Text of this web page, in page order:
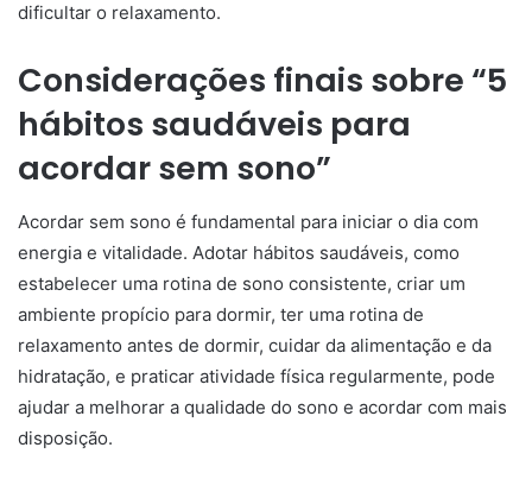
dificultar o relaxamento.
Considerações finais sobre “5
hábitos saudáveis para
acordar sem sono”
Acordar sem sono é fundamental para iniciar o dia com
energia e vitalidade. Adotar hábitos saudáveis, como
estabelecer uma rotina de sono consistente, criar um
ambiente propício para dormir, ter uma rotina de
relaxamento antes de dormir, cuidar da alimentação e da
hidratação, e praticar atividade física regularmente, pode
ajudar a melhorar a qualidade do sono e acordar com mais
disposição.